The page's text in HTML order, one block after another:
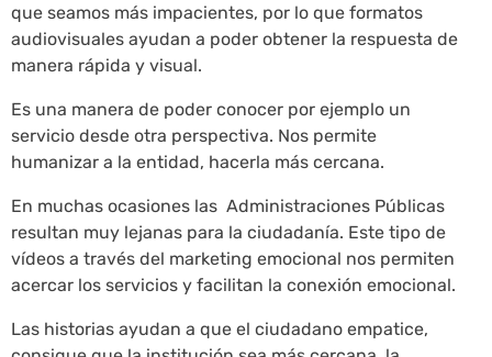
que seamos más impacientes, por lo que formatos
audiovisuales ayudan a poder obtener la respuesta de
manera rápida y visual.
Es una manera de poder conocer por ejemplo un
servicio desde otra perspectiva. Nos permite
humanizar a la entidad, hacerla más cercana.
En muchas ocasiones las Administraciones Públicas
resultan muy lejanas para la ciudadanía. Este tipo de
vídeos a través del marketing emocional nos permiten
acercar los servicios y facilitan la conexión emocional.
Las historias ayudan a que el ciudadano empatice,